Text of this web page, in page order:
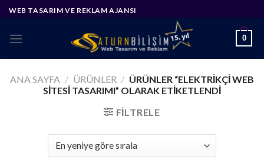
Skip
content
WEB TASARIM VE REKLAM AJANSI
0
ANA SAYFA / ÜRÜNLER / ÜRÜNLER “ELEKTRIKÇI WEB
SITESI TASARIMI” OLARAK ETIKETLENDI
FILTRELE